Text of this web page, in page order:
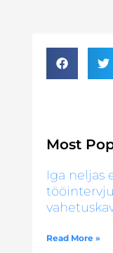
Most
Iga neljas
Read More »